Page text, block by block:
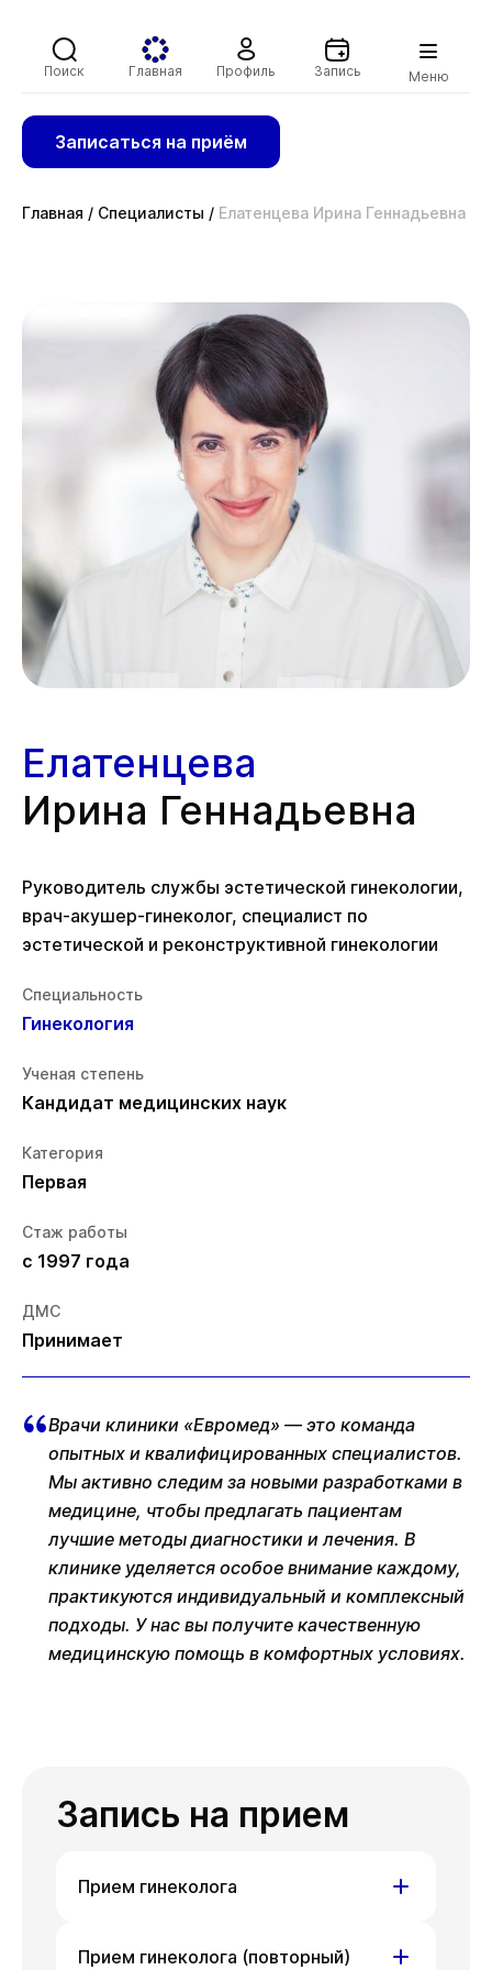
Поиск Главная Профиль Запись Меню
Записаться на приём
Главная / Специалисты / Елатенцева Ирина Геннадьевна
Елатенцева
Ирина Геннадьевна
Руководитель службы эстетической гинекологии,
врач-акушер-гинеколог, специалист по
эстетической и реконструктивной гинекологии
Специальность
Гинекология
Ученая степень
Кандидат медицинских наук
Категория
Первая
Стаж работы
с 1997 года
ДМС
Принимает
Врачи клиники «Евромед» — это команда
опытных и квалифицированных специалистов.
Мы активно следим за новыми разработками в
медицине, чтобы предлагать пациентам
лучшие методы диагностики и лечения. В
клинике уделяется особое внимание каждому,
практикуются индивидуальный и комплексный
подходы. У нас вы получите качественную
медицинскую помощь в комфортных условиях.
Запись на прием
Прием гинеколога
ул. Гоголя, д. 42
Прием гинеколога (повторный)